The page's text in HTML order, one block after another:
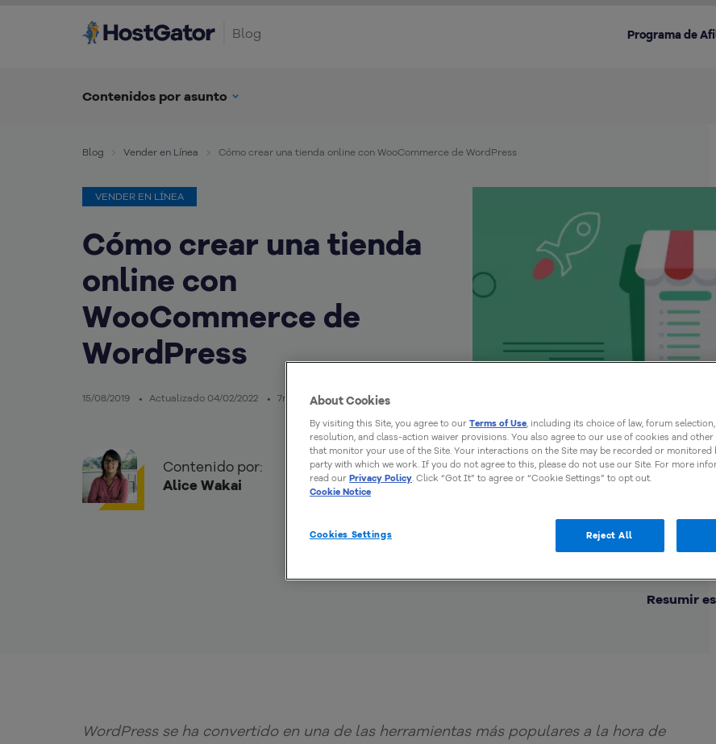
Blog Programa de
Contenidos por asunto
Blog Vender en Línea Cómo crear una tienda online con WooCommerce de WordPress
VENDER EN LÍNEA
Cómo crear una tienda
online con
WooCommerce de
WordPress
15/08/2019 Actualizado 04/02/2022 7mins de lectura
Contenido por:
Alice Wakai
Resumir
WordPress se ha convertido en una de las herramientas más populares a la hora de
About Cookies
By visiting this Site, you agree to our Terms of Use, including its choice of law, forum
resolution, and class-action waiver provisions. You also agree to our use of cookies and
that monitor your use of the Site. Your interactions on the Site may be recorded or monitored
party with which we work. If you do not agree to this, please do not use our Site. For more
read our Privacy Policy. Click “Got It” to agree or “Cookie Settings” to opt out.
Cookie Notice
Cookies Settings Reject All